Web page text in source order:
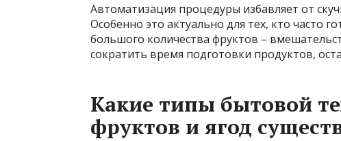
Автоматизация процедуры избавляет от
Особенно это актуально для тех, кто часто
большого количества фруктов –
сократить время подготовки продуктов,
Какие типы бытовой
фруктов и ягод